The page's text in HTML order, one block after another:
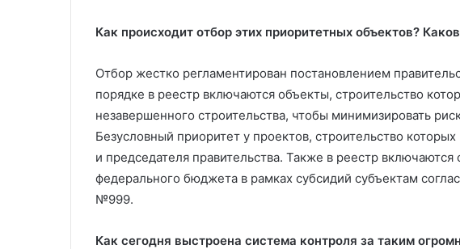
Как происходит отбор этих приоритетных объектов?
Отбор жестко регламентирован постановлением
порядке в реестр включаются объекты, строительство
незавершенного строительства, чтобы минимизировать
Безусловный приоритет у проектов, строительство
и председателя правительства. Также в реестр
федерального бюджета в рамках субсидий субъектам
№999.
Как сегодня выстроена система контроля за таким